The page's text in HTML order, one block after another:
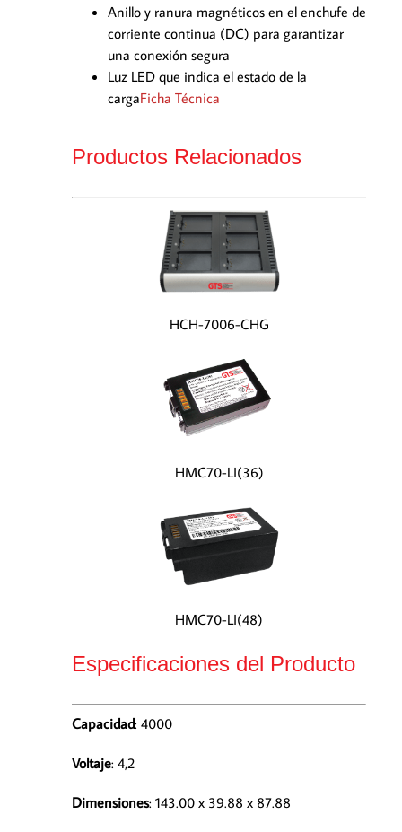
Anillo y ranura magnéticos en el enchufe de
corriente continua (DC) para garantizar
una conexión segura
Luz LED que indica el estado de la
cargaFicha Técnica
Productos Relacionados
HCH-7006-CHG
HMC70-LI(36)
HMC70-LI(48)
Especificaciones del Producto
Capacidad: 4000
Voltaje: 4,2
Dimensiones: 143.00 x 39.88 x 87.88